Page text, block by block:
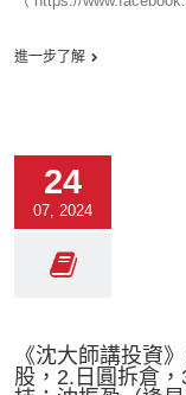
進一步了解
24
07, 2024
《沈大師講投資
股，2.日圓拆倉